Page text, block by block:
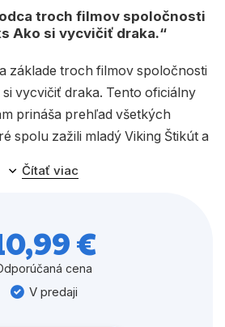
štýltroch filmov spoločnosti
Ako si vycvičiť draka.
základe troch filmov spoločnosti
vycvičiť draka. Tento oficiálny
prináša prehľad všetkých
spolu zažili mladý Viking Štikút a
súbojoch, zoznámite sa s
Čítať viac
€
cena
V predaji